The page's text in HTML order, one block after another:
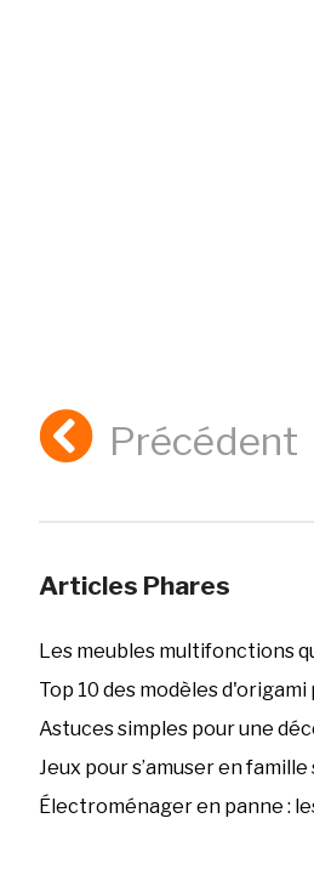
Précédent
Articles Phares
Les meubles multifonctions
Top 10 des modèles
Astuces simples pour une
Jeux pour s’amuser en
Électroménager en panne :